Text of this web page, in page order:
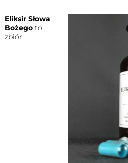
Eliksir Słowa
Bożego to
zbiór